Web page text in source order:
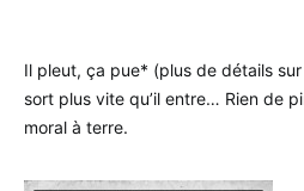
Il pleut, ça pue* (plus de détails
sort plus vite qu’il entre… Rien de
moral à terre.